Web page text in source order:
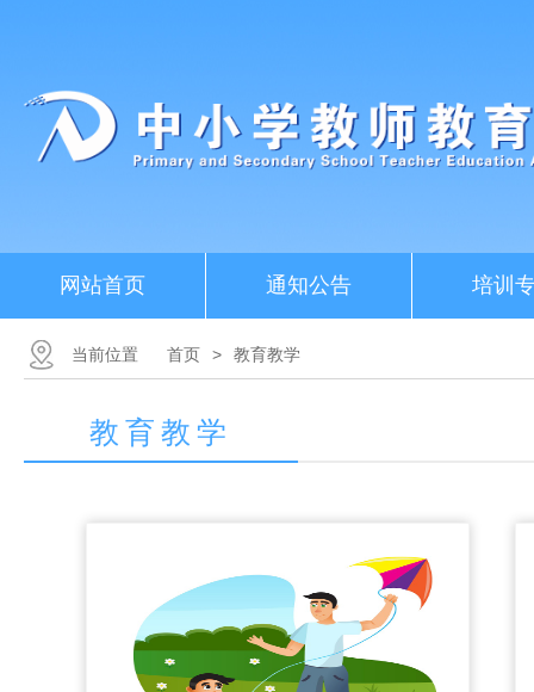
网站首页 通知公告 培训
当前位置 首页 > 教育教学
教育教学